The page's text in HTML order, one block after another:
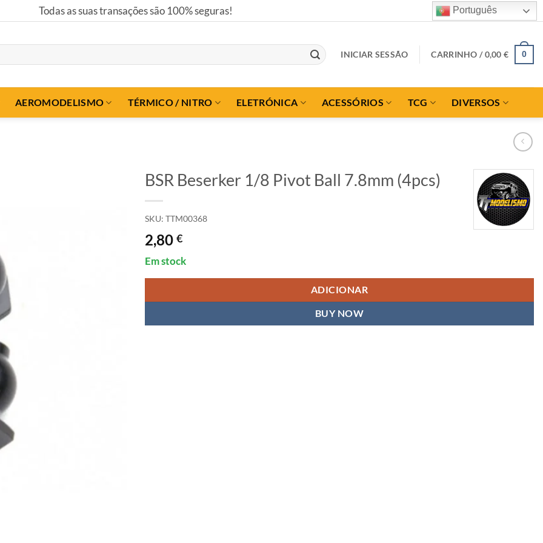
Todas as suas transações são 100% seguras! Português
INICIAR SESSÃO CARRINHO /0,00€ 0
AEROMODELISMO TÉRMICO / NITRO ELETRÓNICA ACESSÓRIOS TCG DIVERSOS
BSR Beserker 1/8 Pivot Ball 7.8mm (4pcs)
SKU: TTM00368
2,80 €
Em stock
ADICIONAR
BUY NOW